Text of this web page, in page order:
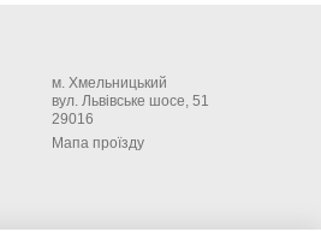
м. Хмельницький
вул. Львівське шосе, 51
29016
Мапа проїзду